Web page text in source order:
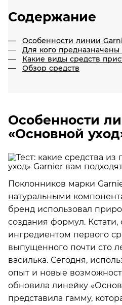
Содержание
Особенности линии
Для кого предназначены
Какие виды средств
Обзор средств
Особенности
«Основной
Поклонников марки
натуральными
бренд использовал
создания формул.
ингредиентом первого
выпущенного почти сто
василька. Сегодня,
опыт и новые
обновила линейку
представила гамму,